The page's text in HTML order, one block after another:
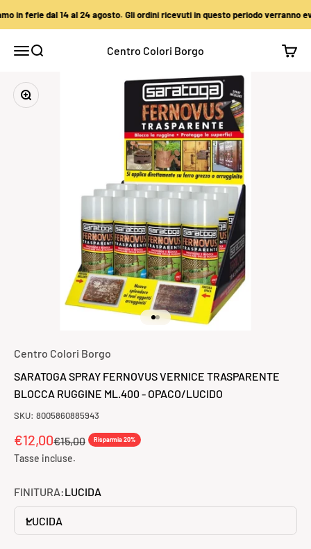
in ferie dal 14 al 24 agosto. Gli ordini ricevuti in questo periodo verranno
Apri il menu di navigazione
Mostra il menu di ricercaCentro Colori Borgo
Ingrandisci immagine
Vai all'articolo 1
Vai all'articolo 2
Centro Colori Borgo
SARATOGA SPRAY FERNOVUS VERNICE TRASPARENTE
BLOCCA RUGGINE ML.400 - OPACO/LUCIDO
SKU: 8005860885943
Prezzo scontato
€12,00Prezzo
€15,00 Risparmia 20%
Tasse incluse.
FINITURA:LUCIDA
LUCIDA